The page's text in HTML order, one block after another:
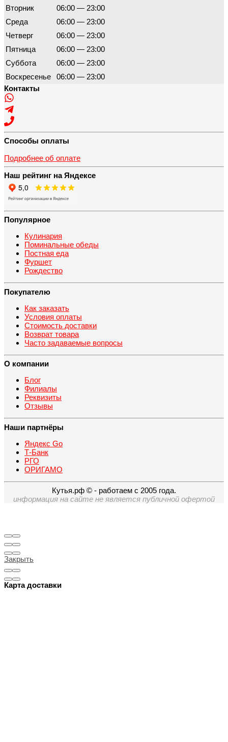
Вторник
06:00 — 23:00
Среда
06:00 — 23:00
Четверг
06:00 — 23:00
Пятница
06:00 — 23:00
Суббота
06:00 — 23:00
Воскресенье
06:00 — 23:00
Контакты
Способы оплаты
Подробнее об оплате
Наш рейтинг на Яндексе
Популярное
Кулинария
Поминальные обеды
Постная еда
Фуршет
Рождество
Покупателю
Как заказать
Условия оплаты
Стоимость доставки
Возврат товара
Часто задаваемые вопросы
О компании
Блог
Филиалы
Реквизиты
Отзывы
Наши партнёры
Яндекс Go
Т-Банк
РГО
ОРИГАМО
Кутья.рф © - работаем с 2005 года.
информация на сайте не является публичной офертой
Закрыть
Карта доставки